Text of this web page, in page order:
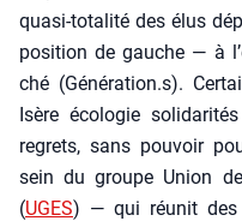
qua­si-tota­li­té des élus
po­si­tion de gauche — à
ché (Génération.s).
Isère éco­lo­gie
regrets, sans pou­voir
sein du groupe Union
(UGES) — qui réunit des